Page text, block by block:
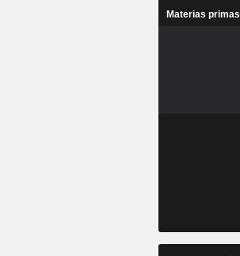
Materias primas